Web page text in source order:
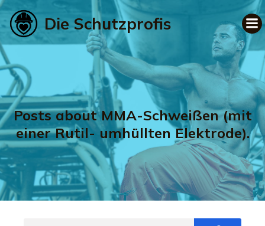
Die Schutzprofis
Posts about MMA-Schweißen (mit
einer Rutil- umhüllten Elektrode).